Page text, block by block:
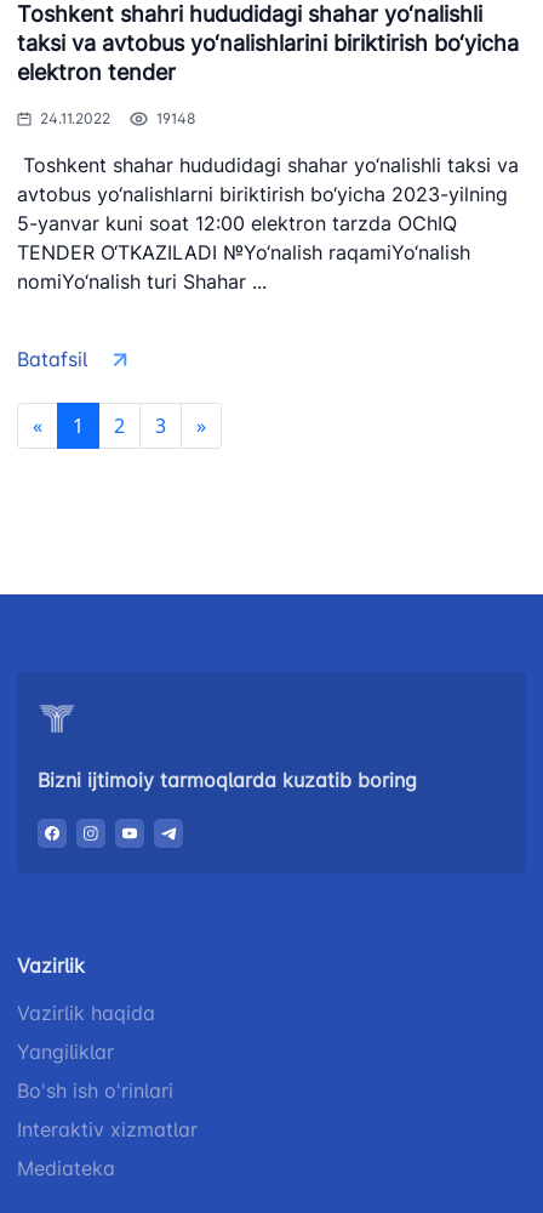
Toshkent shahri hududidagi shahar yo‘nalishli
taksi va avtobus yo‘nalishlarini biriktirish bo‘yicha
elektron tender
24.11.2022 19148
Toshkent shahar hududidagi shahar yo‘nalishli taksi va
avtobus yo‘nalishlarni biriktirish bo‘yicha 2023-yilning
5-yanvar kuni soat 12:00 elektron tarzda OChIQ
TENDER O‘TKAZILADI №Yo‘nalish raqamiYo‘nalish
nomiYo‘nalish turi Shahar ...
Batafsil
« 1 2 3 »
Bizni ijtimoiy tarmoqlarda kuzatib boring
Vazirlik
Vazirlik haqida
Yangiliklar
Bo'sh ish o'rinlari
Interaktiv xizmatlar
Mediateka